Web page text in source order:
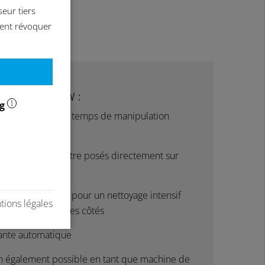
de l'OceanRW :
optimisée et temps de manipulation
peuvent être posés directement sur
buses spécial pour un nettoyage intensif
de tous les côtés
automatique
également possible en tant que machine de
tiers
révoquer
légales